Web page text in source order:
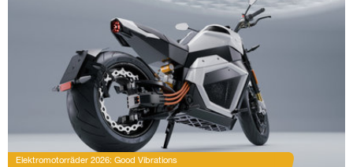
Elektromotorräder 2026: Good Vibrations